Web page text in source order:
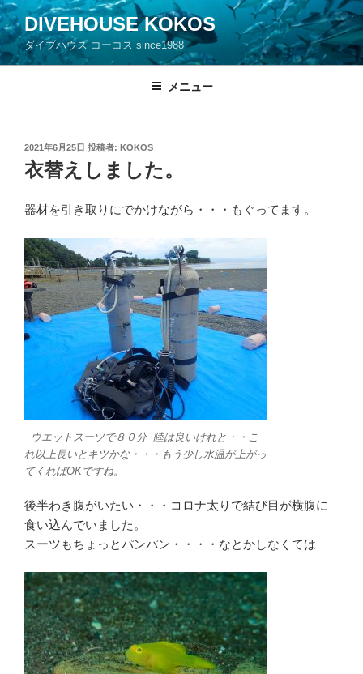
コ
ン
テ
ン
DIVEHOUSE KOKOS
ダイブハウス コーコス since1988
メニュー
投
稿
日:
2021年6月25日 投稿者: KOKOS
衣替えしました。
器材を引き取りにでかけながら・・・もぐってます。
ウエットスーツで８０分 陸は良いけれと・・こ
れ以上長いとキツかな・・・もう少し水温が上がっ
てくればOKですね。
後半わき腹がいたい・・・コロナ太りで結び目が横腹に
食い込んでいました。
スーツもちょっとパンパン・・・・なとかしなくては